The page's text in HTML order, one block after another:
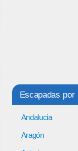
Escapadas por
Andalucia
Aragón